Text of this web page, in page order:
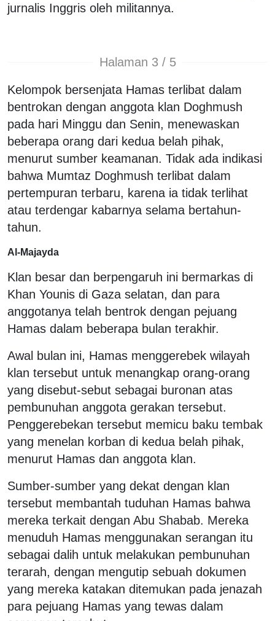
jurnalis Inggris oleh militannya.
Halaman 3 / 5
Kelompok bersenjata Hamas terlibat dalam
bentrokan dengan anggota klan Doghmush
pada hari Minggu dan Senin, menewaskan
beberapa orang dari kedua belah pihak,
menurut sumber keamanan. Tidak ada indikasi
bahwa Mumtaz Doghmush terlibat dalam
pertempuran terbaru, karena ia tidak terlihat
atau terdengar kabarnya selama bertahun-
tahun.
Al-Majayda
Klan besar dan berpengaruh ini bermarkas di
Khan Younis di Gaza selatan, dan para
anggotanya telah bentrok dengan pejuang
Hamas dalam beberapa bulan terakhir.
Awal bulan ini, Hamas menggerebek wilayah
klan tersebut untuk menangkap orang-orang
yang disebut-sebut sebagai buronan atas
pembunuhan anggota gerakan tersebut.
Penggerebekan tersebut memicu baku tembak
yang menelan korban di kedua belah pihak,
menurut Hamas dan anggota klan.
Sumber-sumber yang dekat dengan klan
tersebut membantah tuduhan Hamas bahwa
mereka terkait dengan Abu Shabab. Mereka
menuduh Hamas menggunakan serangan itu
sebagai dalih untuk melakukan pembunuhan
terarah, dengan mengutip sebuah dokumen
yang mereka katakan ditemukan pada jenazah
para pejuang Hamas yang tewas dalam